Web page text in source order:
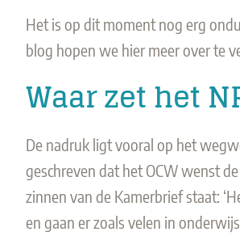
Het is op dit moment nog erg
blog hopen we hier meer over te
Waar zet het
De nadruk ligt vooral op het
geschreven dat het OCW wenst
zinnen van de Kamerbrief staat:
en gaan er zoals velen in